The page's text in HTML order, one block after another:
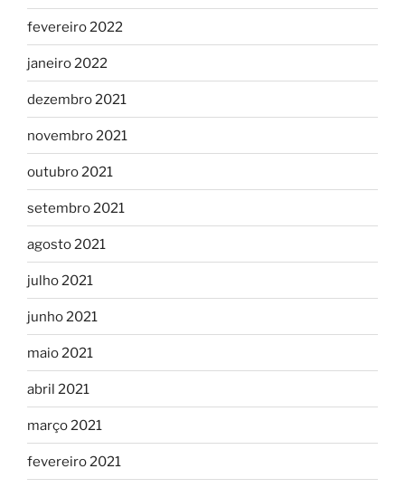
fevereiro 2022
janeiro 2022
dezembro 2021
novembro 2021
outubro 2021
setembro 2021
agosto 2021
julho 2021
junho 2021
maio 2021
abril 2021
março 2021
fevereiro 2021